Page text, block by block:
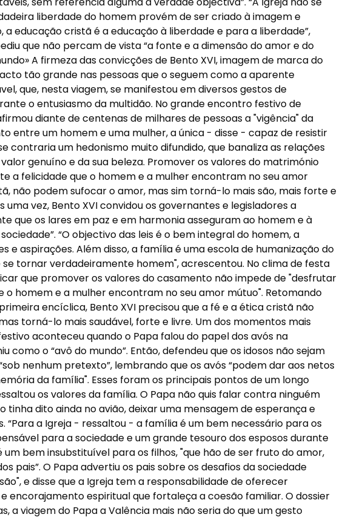
liberdade do homem provém de ser criado à imagem e
a educação cristã é a educação à liberdade e para a liberdade”,
que não percam de vista “a fonte e a dimensão do amor e do
A firmeza das convicções de Bento XVI, imagem de marca do
tão grande nas pessoas que o seguem como a aparente
que, nesta viagem, se manifestou em diversos gestos de
o entusiasmo da multidão. No grande encontro festivo de
diante de centenas de milhares de pessoas a "vigência" da
entre um homem e uma mulher, a única - disse - capaz de resistir
contraria um hedonismo muito difundido, que banaliza as relações
genuíno e da sua beleza. Promover os valores do matrimónio
a felicidade que o homem e a mulher encontram no seu amor
não podem sufocar o amor, mas sim torná-lo mais são, mais forte e
uma vez, Bento XVI convidou os governantes e legisladores a
que os lares em paz e em harmonia asseguram ao homem e à
“O objectivo das leis é o bem integral do homem, a
e aspirações. Além disso, a família é uma escola de humanização do
tornar verdadeiramente homem", acrescentou. No clima de festa
que promover os valores do casamento não impede de "desfrutar
o homem e a mulher encontram no seu amor mútuo". Retomando
encíclica, Bento XVI precisou que a fé e a ética cristã não
torná-lo mais saudável, forte e livre. Um dos momentos mais
aconteceu quando o Papa falou do papel dos avós na
como o “avô do mundo”. Então, defendeu que os idosos não sejam
nenhum pretexto”, lembrando que os avós “podem dar aos netos
da família". Esses foram os principais pontos de um longo
os valores da família. O Papa não quis falar contra ninguém
tinha dito ainda no avião, deixar uma mensagem de esperança e
“Para a Igreja - ressaltou - a família é um bem necessário para os
para a sociedade e um grande tesouro dos esposos durante
um bem insubstituível para os filhos, "que hão de ser fruto do amor,
pais”. O Papa advertiu os pais sobre os desafios da sociedade
e disse que a Igreja tem a responsabilidade de oferecer
encorajamento espiritual que fortaleça a coesão familiar. O dossier
a viagem do Papa a Valência mais não seria do que um gesto